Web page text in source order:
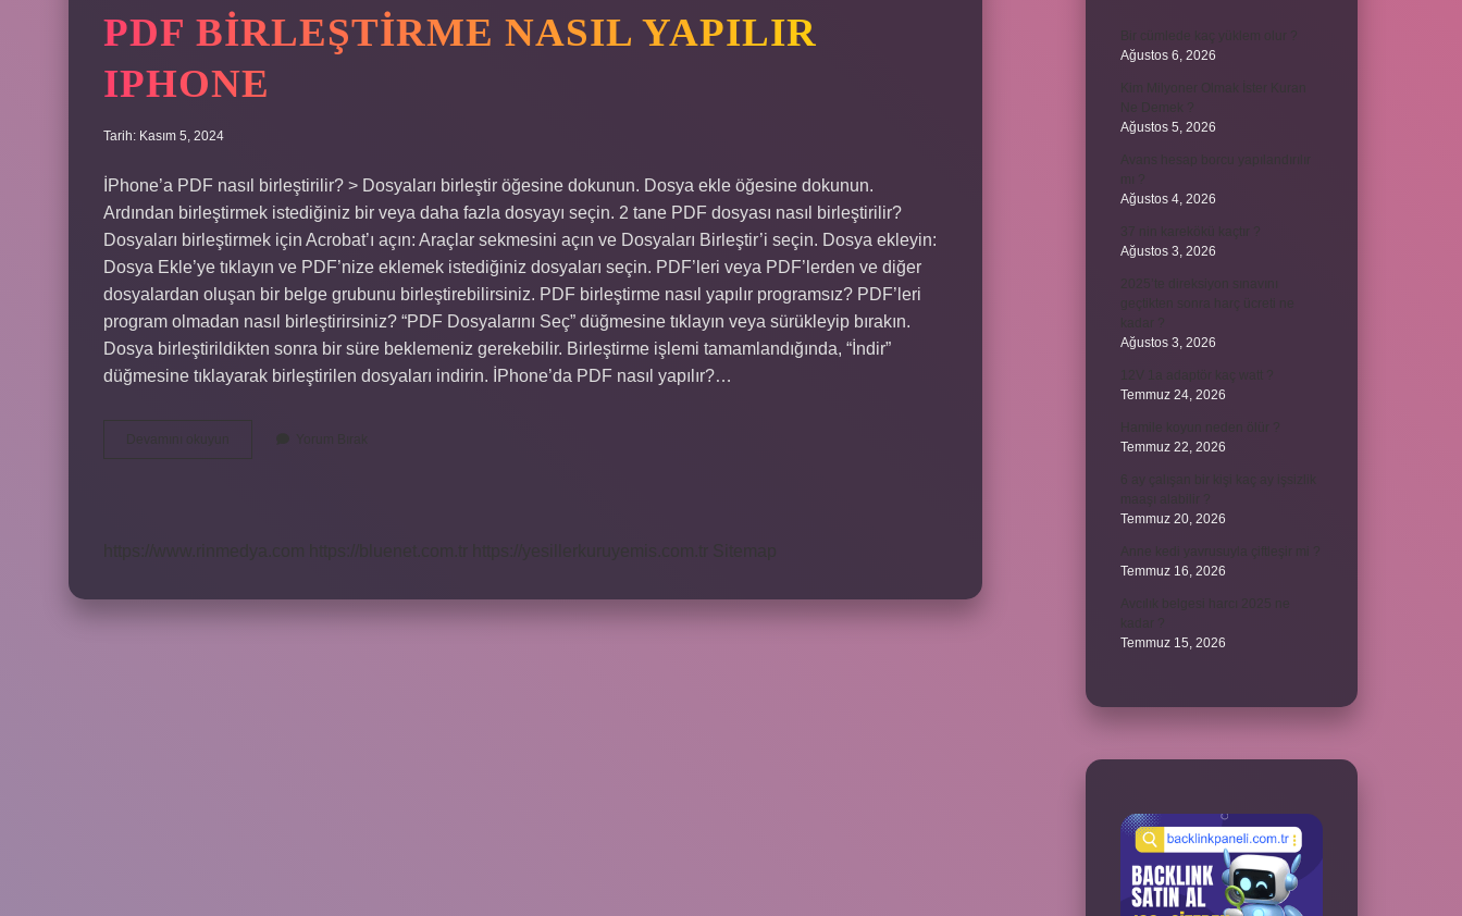
PDF BIRLEŞTIRME NASIL YAPILIR
IPHONE
Tarih: Kasım 5, 2024
İPhone’a PDF nasıl birleştirilir? > Dosyaları birleştir öğesine dokunun. Dosya ekle öğesine dokunun.
Ardından birleştirmek istediğiniz bir veya daha fazla dosyayı seçin. 2 tane PDF dosyası nasıl birleştirilir?
Dosyaları birleştirmek için Acrobat’ı açın: Araçlar sekmesini açın ve Dosyaları Birleştir’i seçin. Dosya ekleyin:
Dosya Ekle’ye tıklayın ve PDF’nize eklemek istediğiniz dosyaları seçin. PDF’leri veya PDF’lerden ve diğer
dosyalardan oluşan bir belge grubunu birleştirebilirsiniz. PDF birleştirme nasıl yapılır programsız? PDF’leri
program olmadan nasıl birleştirirsiniz? “PDF Dosyalarını Seç” düğmesine tıklayın veya sürükleyip bırakın.
Dosya birleştirildikten sonra bir süre beklemeniz gerekebilir. Birleştirme işlemi tamamlandığında, “İndir”
düğmesine tıklayarak birleştirilen dosyaları indirin. İPhone’da PDF nasıl yapılır?…
Ağustos 6, 2026
Ağustos 5, 2026
Ağustos 4, 2026
Ağustos 3, 2026
Ağustos 3, 2026
Temmuz 24, 2026
Temmuz 22, 2026
Temmuz 20, 2026
Temmuz 16, 2026
Temmuz 15, 2026